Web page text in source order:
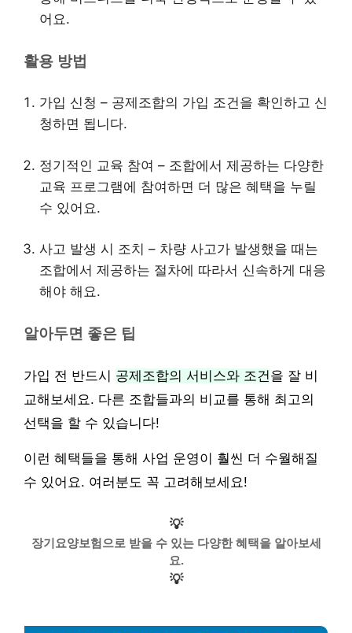
어요.
활용 방법
가입 신청 – 공제조합의 가입 조건을 확인하고 신
청하면 됩니다.
정기적인 교육 참여 – 조합에서 제공하는 다양한
교육 프로그램에 참여하면 더 많은 혜택을 누릴
수 있어요.
사고 발생 시 조치 – 차량 사고가 발생했을 때는
조합에서 제공하는 절차에 따라서 신속하게 대응
해야 해요.
알아두면 좋은 팁
가입 전 반드시 공제조합의 서비스와 조건을 잘 비
교해보세요. 다른 조합들과의 비교를 통해 최고의
선택을 할 수 있습니다!
이런 혜택들을 통해 사업 운영이 훨씬 더 수월해질
수 있어요. 여러분도 꼭 고려해보세요!
💡
장기요양보험으로 받을 수 있는 다양한 혜택을 알아보세
요.
💡